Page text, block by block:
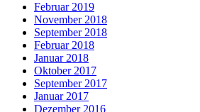
Februar 2019
November 2018
September 2018
Februar 2018
Januar 2018
Oktober 2017
September 2017
Januar 2017
Dezember 2016